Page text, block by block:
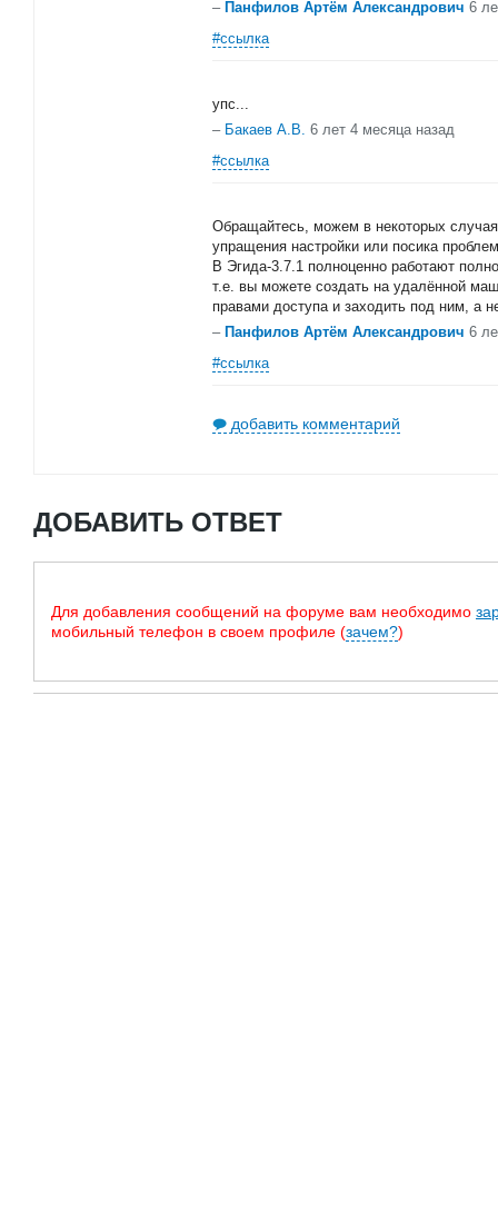
– Панфилов Артём Александрович 6
#ссылка
упс...
– Бакаев А.В. 6 лет 4 месяца назад
#ссылка
Обращайтесь, можем в некоторых
упращения настройки или посика
В Эгида-3.7.1 полноценно работают
т.е. вы можете создать на удалённой
правами доступа и заходить под ним, а
– Панфилов Артём Александрович 6
#ссылка
добавить комментарий
ДОБАВИТЬ ОТВЕТ
Для добавления сообщений на форуме вам необходимо
мобильный телефон в своем профиле (зачем?)